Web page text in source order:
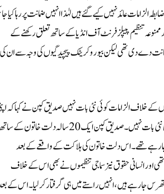
الزامات عائد نہیں کیے گئے ہیں لہٰذا انہیں ضمانت پر رہا کیا
تنظیم پیپلز فرنٹ آف انڈیا کے ساتھ تعلق رکھنے کے
دے دی تھی لیکن بیوروکریٹک پیچیدگیوں کی وجہ سے ان کی
کے خلاف الزامات کوئی نئی بات نہیں صدیق کپن نے کہا کہ
ناکامی کو چھپانے کیلئے پولس اور انتظامیہ کی طرف سے صحافیوں کے خلاف الزامات کوئی نئی بات نہیں۔ صدیق کپن ایک 20 سالہ دلت
جارہے تھے۔ اس دلت خاتون کی ہلاکت کے واقعے کے بعد
اور انسانی حقوق نیز سماجی تنظیموں نے بھی اس کے خلاف
جا رہے ہیں، انہیں راستے میں ہی گرفتار کرلیا۔ اس کے